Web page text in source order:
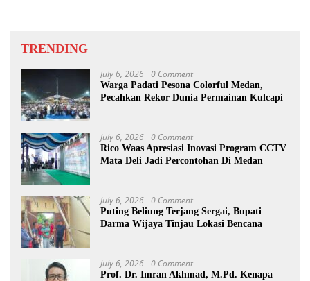
TRENDING
July 6, 2026 0 Comment
Warga Padati Pesona Colorful Medan,
Pecahkan Rekor Dunia Permainan Kulcapi
July 6, 2026 0 Comment
Rico Waas Apresiasi Inovasi Program CCTV
Mata Deli Jadi Percontohan Di Medan
July 6, 2026 0 Comment
Puting Beliung Terjang Sergai, Bupati
Darma Wijaya Tinjau Lokasi Bencana
July 6, 2026 0 Comment
Prof. Dr. Imran Akhmad, M.Pd. Kenapa